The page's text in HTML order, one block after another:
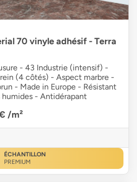
70 vinyle adhésif - Terra
- 43 Industrie (intensif) -
(4 côtés) - Aspect marbre -
- Made in Europe - Résistant
- Antidérapant
/m²
ÉCHANTILLON
PREMIUM